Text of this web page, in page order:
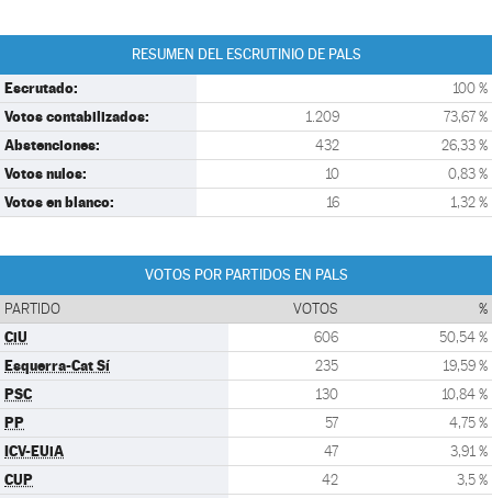
RESUMEN DEL ESCRUTINIO DE PALS
Escrutado: 100 %
Votos contabilizados: 1.209 73,67 %
Abstenciones: 432 26,33 %
Votos nulos: 10 0,83 %
Votos en blanco: 16 1,32 %
VOTOS POR PARTIDOS EN PALS
PARTIDO VOTOS %
CiU 606 50,54 %
Esquerra-Cat Sí 235 19,59 %
PSC 130 10,84 %
PP 57 4,75 %
ICV-EUiA 47 3,91 %
CUP 42 3,5 %